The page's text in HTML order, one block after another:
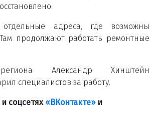
отдельные адреса, где возможны
продолжают работать ремонтные
Александр Хинштейн
специалистов за работу.
и соцсетях «ВКонтакте»и